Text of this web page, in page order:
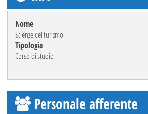
Nome
Scienze del turismo
Tipologia
Corso di studio
Personale afferente